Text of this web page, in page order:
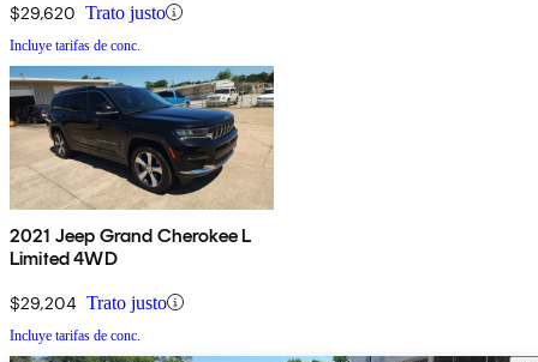
$29,620 Trato justo
Incluye tarifas de conc.
2021 Jeep Grand Cherokee L
Limited 4WD
$29,204 Trato justo
Incluye tarifas de conc.